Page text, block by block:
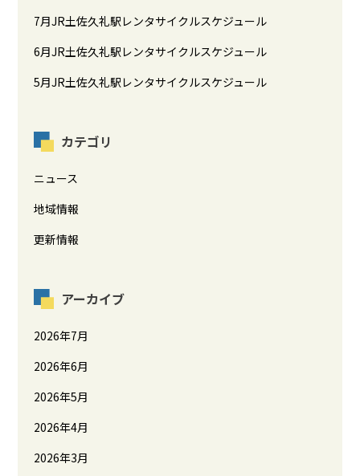
7月JR土佐久礼駅レンタサイクルスケジュール
6月JR土佐久礼駅レンタサイクルスケジュール
5月JR土佐久礼駅レンタサイクルスケジュール
カテゴリ
ニュース
地域情報
更新情報
アーカイブ
2026年7月
2026年6月
2026年5月
2026年4月
2026年3月